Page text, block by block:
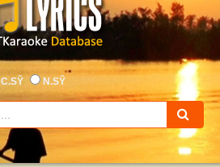
C.SỸ N.SỸ